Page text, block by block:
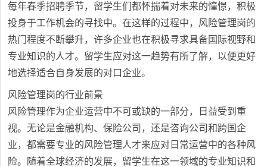
每年春季招聘季节，留学生们都怀揣着对未来的憧憬，积极
投身于工作机会的寻找中。在这样的过程中，风险管理岗的
热门程度不断攀升，许多企业也在积极寻求具备国际视野和
专业知识的人才。留学生应对这一趋势有所了解，以便更好
地选择适合自身发展的对口企业。
风险管理岗的行业前景
风险管理作为企业运营中不可或缺的一部分，日益受到重
视。无论是金融机构、保险公司，还是咨询公司和跨国企
业，都需要专业的风险管理人才来应对日常运营中的各种风
险。随着全球经济的发展，留学生在这一领域的专业知识和